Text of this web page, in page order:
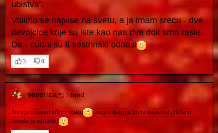
ubistva".
Volimo se najvise na svetu, a ja imam srecu - dve
devojcice koje su iste kao nas dve dok smo rasle.
Da - cudni su ti sestrinski odnosi
3 0
veverica 14god
Sto i ja nemam takvu sestru
...nego starijeg brata namcora...ili sam
mozda ja namcor?